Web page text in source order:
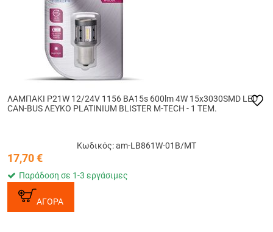
ΛΑΜΠΑΚΙ P21W 12/24V 1156 BA15s 600lm 4W 15x3030SMD LED
CAN-BUS ΛΕΥΚΟ PLATINIUM BLISTER M-TECH - 1 ΤΕΜ.
Κωδικός: am-LB861W-01B/MT
17,70€
Παράδοση σε 1-3 εργάσιμες
ΑΓΟΡΑ